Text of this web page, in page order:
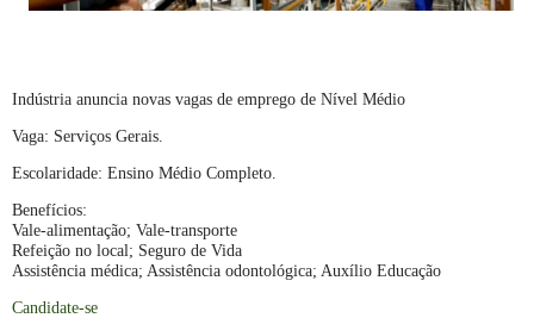
Indústria anuncia novas vagas de emprego de Nível Médio
Vaga: Serviços Gerais.
Escolaridade: Ensino Médio Completo.
Benefícios:
Vale-alimentação; Vale-transporte
Refeição no local; Seguro de Vida
Assistência médica; Assistência odontológica; Auxílio Educação
Candidate-se